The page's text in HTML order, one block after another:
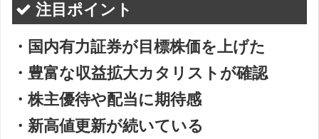
注目ポイント
・国内有力証券が目標株価を上げた
・豊富な収益拡大カタリストが確認
・株主優待や配当に期待感
・新高値更新が続いている